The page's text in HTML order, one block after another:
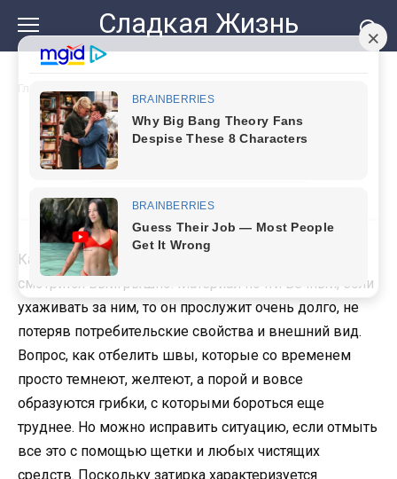
контенту
Сладкая Жизнь
Отбеливаем швы на плитке.
Просто идеально!
Кафель в светлых тонах при любом раскладе
смотрится выигрышно. Материал почти вечный, если
ухаживать за ним, то он прослужит очень долго, не
потеряв потребительские свойства и внешний вид.
Вопрос, как отбелить швы, которые со временем
просто темнеют, желтеют, а порой и вовсе
образуются грибки, с которыми бороться еще
труднее. Но можно исправить ситуацию, если отмыть
все это с помощью щетки и любых чистящих
средств. Поскольку затирка характеризуется